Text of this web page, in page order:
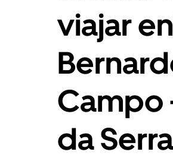
viajar
Campo
da Serra